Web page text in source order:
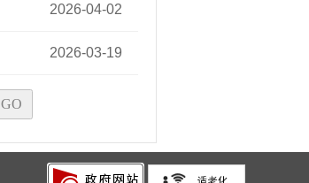
09:01:58
2026-04-02
15:25:39
2026-03-19